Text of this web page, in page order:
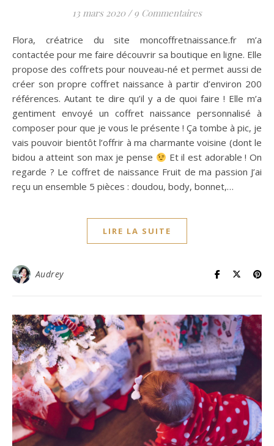
13 mars 2020 / 9 Commentaires
Flora, créatrice du site moncoffretnaissance.fr m’a
contactée pour me faire découvrir sa boutique en ligne. Elle
propose des coffrets pour nouveau-né et permet aussi de
créer son propre coffret naissance à partir d’environ 200
références. Autant te dire qu’il y a de quoi faire ! Elle m’a
gentiment envoyé un coffret naissance personnalisé à
composer pour que je vous le présente ! Ça tombe à pic, je
vais pouvoir bientôt l’offrir à ma charmante voisine (dont le
bidou a atteint son max je pense
Et il est adorable ! On
regarde ? Le coffret de naissance Fruit de ma passion J’ai
reçu un ensemble 5 pièces : doudou, body, bonnet,…
LIRE LA SUITE
Audrey